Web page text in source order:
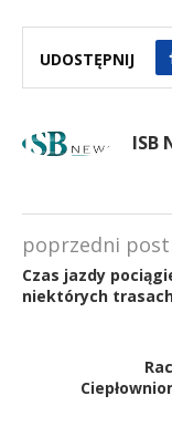
UDOSTĘPNIJ
ISB
poprzedni post
Czas jazdy
niektórych